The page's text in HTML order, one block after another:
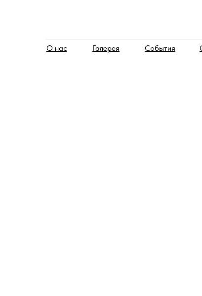
О нас События
Галерея